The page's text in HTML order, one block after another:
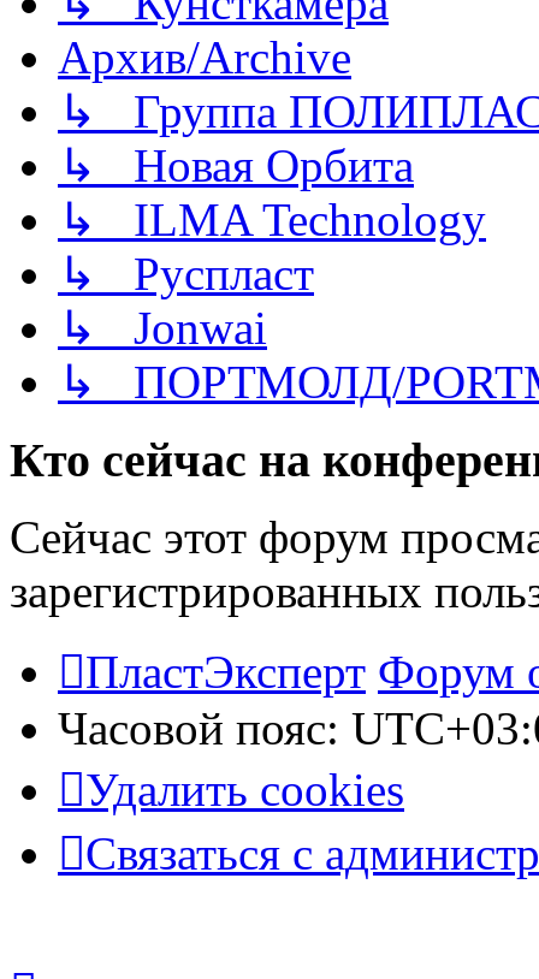
Архив/Archive
↳ Группа
↳ Новая Орбита
↳ ILMA Technology
↳ Руспласт
↳ Jonwai
↳ ПОРТМОЛД/
Кто сейчас на
Сейчас этот форум
зарегистрированных
ПластЭксперт Форум
Часовой пояс:
Удалить cookies
Связаться с